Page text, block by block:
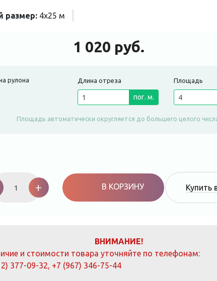
размер:4x25 м
1 020 руб.
рулона Длина отреза
пог. м.
Площадь
Площадь автоматически округляется до большего целого
+ В КОРЗИНУ Купить
ВНИМАНИЕ!
и стоимости товара уточняйте по телефонам:
377-09-32, +7 (967) 346-75-44